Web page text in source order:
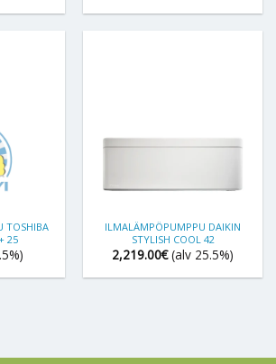
TOSHIBA
25
ILMALÄMPÖPUMPPU DAIKIN
STYLISH COOL 42
2,219.00€ (alv 25.5%)